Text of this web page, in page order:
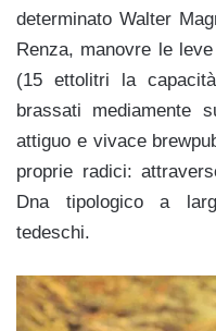
determinato Walter
Renza, manovre le
(15 ettolitri la
brassati mediamente
attiguo e vivace
proprie radici:
Dna tipologico a
tedeschi.